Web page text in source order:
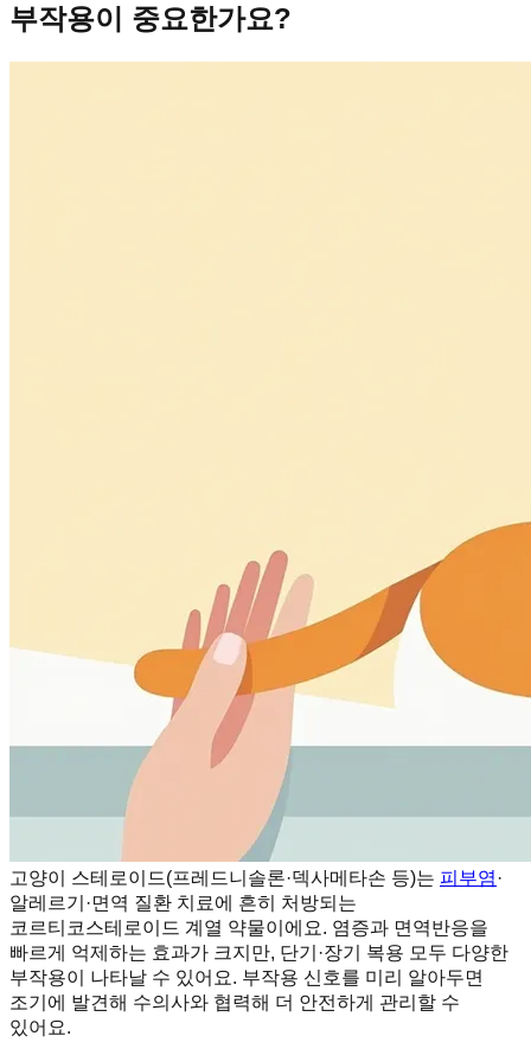
부작용이 중요한가요?
고양이 스테로이드(프레드니솔론·덱사메타손 등)는 피부염 ·
알레르기·면역 질환 치료에 흔히 처방되는
코르티코스테로이드 계열 약물이에요. 염증과 면역반응을
빠르게 억제하는 효과가 크지만, 단기·장기 복용 모두 다양한
부작용이 나타날 수 있어요. 부작용 신호를 미리 알아두면
조기에 발견해 수의사와 협력해 더 안전하게 관리할 수
있어요.